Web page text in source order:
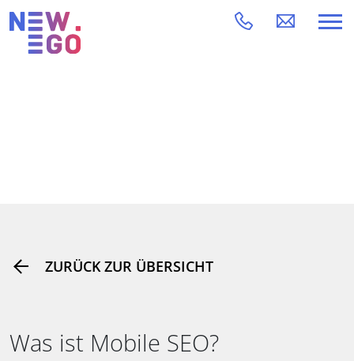
ZURÜCK ZUR ÜBERSICHT
Was ist Mobile SEO?